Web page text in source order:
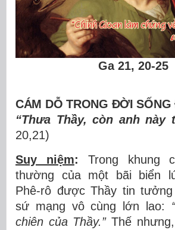
Ga 21, 20-25
CÁM DỖ TRONG ĐỜI SỐNG
“Thưa Thầy, còn anh này
20,21)
Suy niệm: Trong khung c
thường của một bãi biển l
Phê-rô được Thầy tin tưở
sứ mạng vôcùng l ớn lao: “
chiên của Thầy.”Thế như